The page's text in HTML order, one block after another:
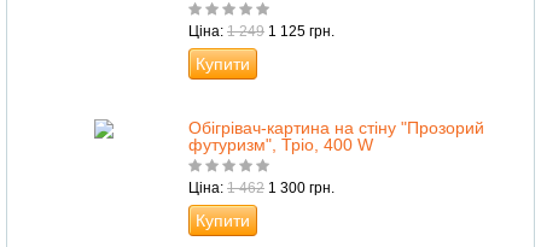
Ціна: 1 249 1 125 грн.
Купити
Обігрівач-картина на стіну "Прозорий
футуризм", Тріо, 400 W
Ціна: 1 462 1 300 грн.
Купити